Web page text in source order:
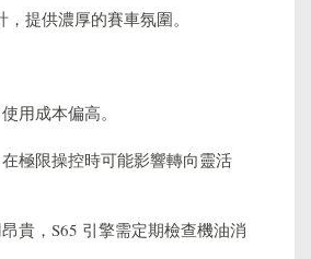
提供濃厚的賽車氛圍。
用成本偏高。
極限操控時可能影響轉向靈活
貴，S65 引擎需定期檢查機油消